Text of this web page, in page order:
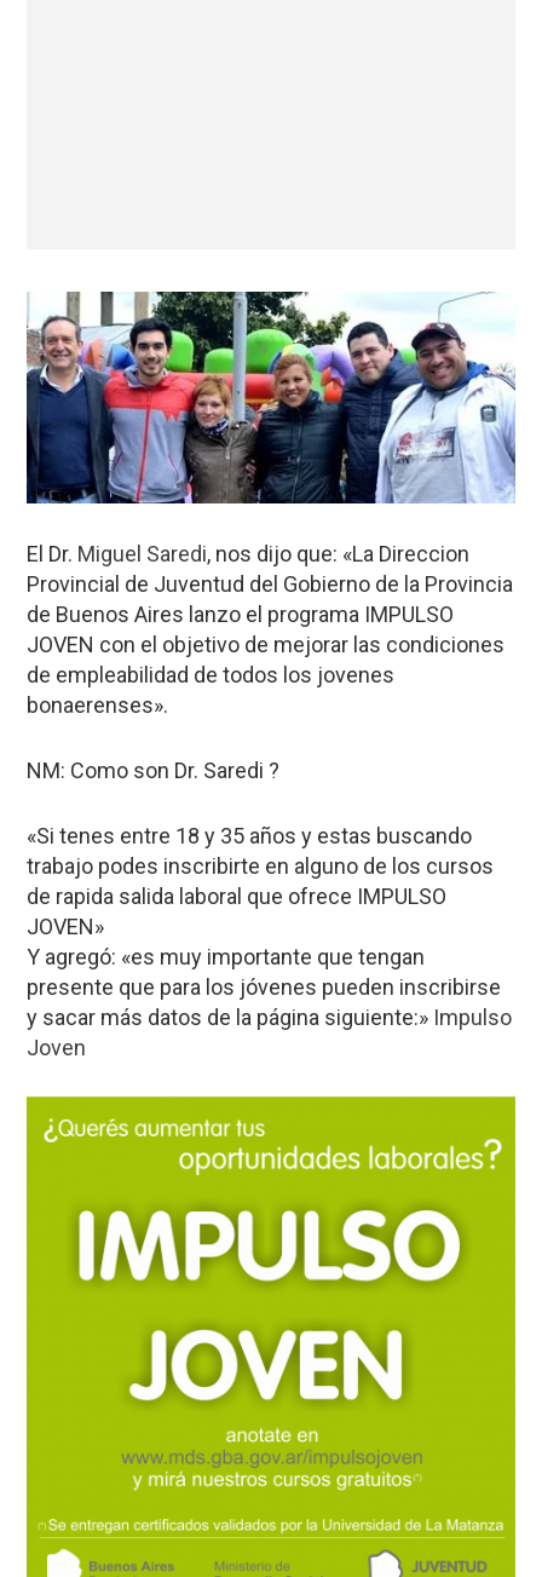
El Dr. Miguel Saredi, nos dijo que: «La Direccion
Provincial de Juventud del Gobierno de la Provincia
de Buenos Aires lanzo el programa IMPULSO
JOVEN con el objetivo de mejorar las condiciones
de empleabilidad de todos los jovenes
bonaerenses».
NM: Como son Dr. Saredi ?
«Si tenes entre 18 y 35 años y estas buscando
trabajo podes inscribirte en alguno de los cursos
de rapida salida laboral que ofrece IMPULSO
JOVEN»
Y agregó: «es muy importante que tengan
presente que para los jóvenes pueden inscribirse
y sacar más datos de la página siguiente:» Impulso
Joven